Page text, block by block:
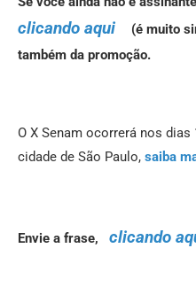
clicando aqui
(é muito
também da promoção.
O X Senam ocorrerá nos dias
cidade de São Paulo, saiba
Envie a frase, clicando